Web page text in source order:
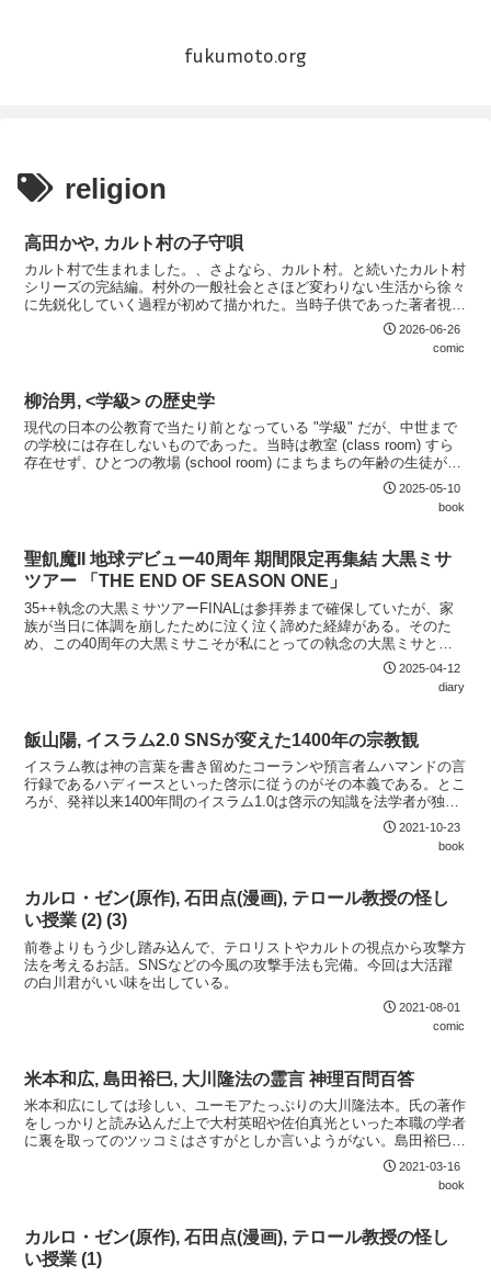
fukumoto.org
religion
高田かや, カルト村の子守唄
カルト村で生まれました。、さよなら、カルト村。と続いたカルト村
シリーズの完結編。村外の一般社会とさほど変わりない生活から徐々
に先鋭化していく過程が初めて描かれた。当時子供であった著者視点
なので、その背景などは触れられないが貴重な史料。もうひとつ新た
な情報として、両親が入村する過程が加えられている。本書の執筆に
あたり本人に聞き取りをし、学生運動後の空気の中で共同体運動に傾
ほしいところだったが、なかなか難しいのだろう。
2026-06-26
comic
柳治男, <学級> の歴史学
現代の日本の公教育で当たり前となっている "学級" だが、中世まで
の学校には存在しないものであった。当時は教室 (class room) すら
存在せず、ひとつの教場 (school room) にまちまちの年齢の生徒が集
まって教育を受けるのが一般的であった。本書は学級制に基づく学
校、すなわち義務教育制度が成立する過程を丁寧になぞり、その上で
現代日本の学校がはらんでいる問題を明らかにするものである。学級
要がある。これ...
2025-05-10
book
聖飢魔II 地球デビュー40周年 期間限定再集結 大黒ミサ
ツアー 「THE END OF SEASON ONE」
35++執念の大黒ミサツアーFINALは参拝券まで確保していたが、家
族が当日に体調を崩したために泣く泣く諦めた経緯がある。そのた
め、この40周年の大黒ミサこそが私にとっての執念の大黒ミサとな
る。参拝したのは初日の東京ガーデンシアター。聖飢魔IIの信者はセ
ットリストの公開禁止を厳格に守るのでネタバレの心配はないのだ
が、それを抜きにしてもやはり初日は格別。東京ガーデンシアターは
がたい。ショッピングモール隣接で飲食に困ら...
2025-04-12
diary
飯山陽, イスラム2.0 SNSが変えた1400年の宗教観
イスラム教は神の言葉を書き留めたコーランや預言者ムハマンドの言
行録であるハディースといった啓示に従うのがその本義である。とこ
ろが、発祥以来1400年間のイスラム1.0は啓示の知識を法学者が独占
することで、イスラム法と啓示の乖離を許容しながらも現実と折り合
いをつけ、社会の安定に努めてきた。しかしながら、インターネット
を通じて啓示テキストに簡単にアクセスできるようになると、原理主
最も先鋭的な姿がジハード主義者であ...
2021-10-23
book
カルロ・ゼン(原作), 石田点(漫画), テロール教授の怪し
い授業 (2) (3)
前巻よりもう少し踏み込んで、テロリストやカルトの視点から攻撃方
法を考えるお話。SNSなどの今風の攻撃手法も完備。今回は大活躍
の白川君がいい味を出している。
2021-08-01
comic
米本和広, 島田裕巳, 大川隆法の霊言 神理百問百答
米本和広にしては珍しい、ユーモアたっぷりの大川隆法本。氏の著作
をしっかりと読み込んだ上で大村英昭や佐伯真光といった本職の学者
に裏を取ってのツッコミはさすがとしか言いようがない。島田裕巳に
よる大川隆法の出自からの心理分析は少々邪推が過ぎるとは思うが、
2021-03-16
book
カルロ・ゼン(原作), 石田点(漫画), テロール教授の怪し
い授業 (1)